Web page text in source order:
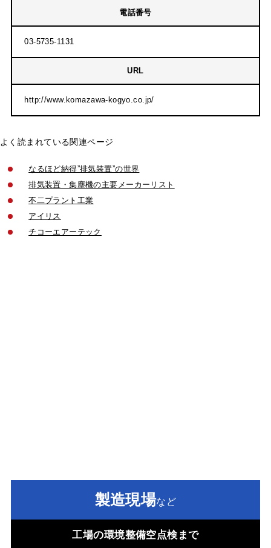
電話番号
03-5735-1131
URL
http://www.komazawa-kogyo.co.jp/
よく読まれている関連ページ
なるほど納得”排気装置”の世界
排気装置・集塵機の主要メーカーリスト
不二プラント工業
アイリス
チコーエアーテック
製造現場など
工場の環境整備空点検まで